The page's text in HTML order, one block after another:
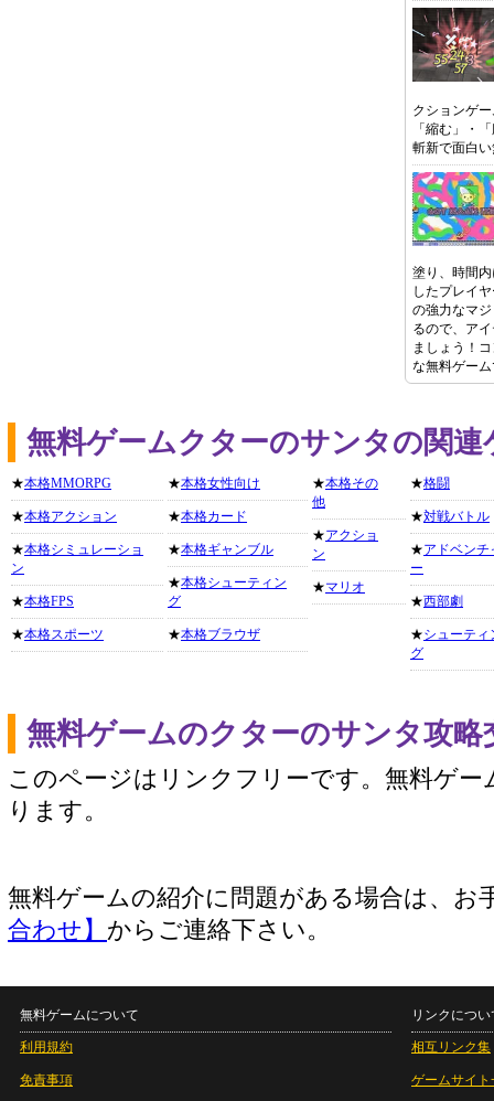
クションゲ
「縮む」・
斬新で面白
塗り、時間
したプレイ
の強力なマ
るので、ア
ましょう！
な無料ゲー
無料ゲームクターのサンタの関
★本格MMORPG
★本格アクション
★本格シミュレーショ
ン
★本格FPS
★本格スポーツ
★本格女性向け
★本格カード
★本格ギャンブル
★本格シューティン
グ
★本格ブラウザ
★本格その
他
★アクショ
ン
★マリオ
★格闘
★対戦バトル
★アドベンチ
ー
★西部劇
★シューティ
グ
無料ゲームのクターのサンタ攻
このページはリンクフリーです。無料ゲー
ります。
無料ゲームの紹介に問題がある場合は、お
合わせ】 からご連絡下さい。
無料ゲームについて
利用規約
免責事項
リンクについ
相互リンク集
ゲームサイト